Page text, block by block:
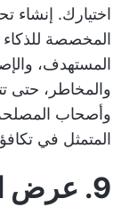
اختيارك. إنشاء
المخصصة
المستهدف،
والمخاطر، حتى
وأصحاب
المتمثل في
9. عرض